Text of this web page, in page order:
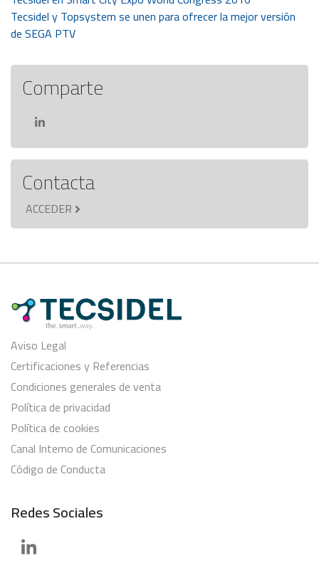
de
entradas
Tecsidel y Topsystem se unen para ofrecer la mejor versión
de SEGA PTV
Comparte
Contacta
ACCEDER
Aviso Legal
Certificaciones y Referencias
Condiciones generales de venta
Política de privacidad
Política de cookies
Canal Interno de Comunicaciones
Código de Conducta
Redes Sociales